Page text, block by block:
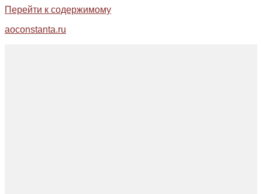
Перейти к содержимому
aoconstanta.ru